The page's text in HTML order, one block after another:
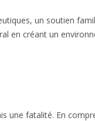
un soutien
en créant un
une fatalité. En